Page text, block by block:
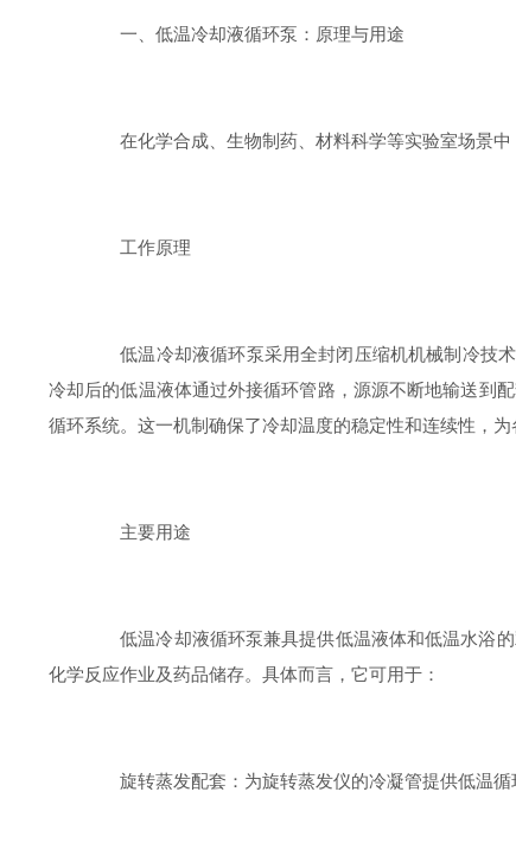
一、低温冷却液循环泵：原理与用途
在化学合成、生物制药、材料科学等实验室场景中
工作原理
低温冷却液循环泵采用全封闭压缩机机械制冷技术
冷却后的低温液体通过外接循环管路，源源不断地输送到
循环系统。这一机制确保了冷却温度的稳定性和连续性，
主要用途
低温冷却液循环泵兼具提供低温液体和低温水浴的
化学反应作业及药品储存。具体而言，它可用于：
旋转蒸发配套：为旋转蒸发仪的冷凝管提供低温循